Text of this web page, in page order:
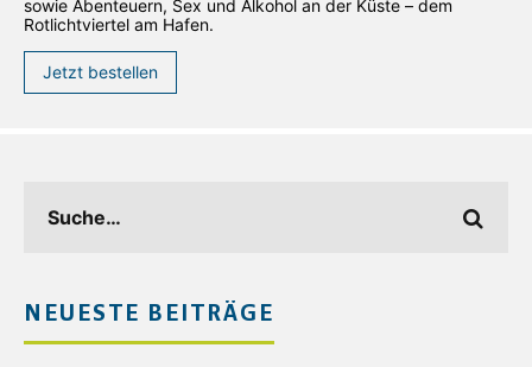
sowie Abenteuern, Sex und Alkohol an der Küste – dem
Rotlichtviertel am Hafen.
Jetzt bestellen
NEUESTE BEITRÄGE